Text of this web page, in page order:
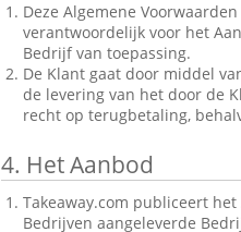
Deze Algemene
verantwoordelijk voor het
Bedrijf van toepassing.
De Klant gaat door middel
de levering van het door de
recht op terugbetaling,
4. Het Aanbod
Takeaway.com publiceert
Bedrijven aangeleverde